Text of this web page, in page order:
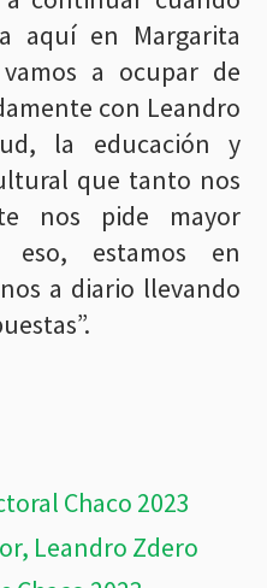
aquí en Margarita
a ocupar de
con Leandro
la educación y
que tanto nos
nos pide mayor
estamos en
a diario llevando
Chaco 2023
Leandro Zdero